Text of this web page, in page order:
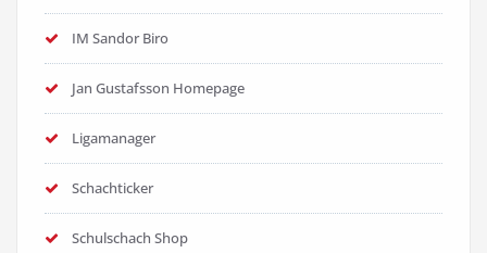
IM Sandor Biro
Jan Gustafsson Homepage
Ligamanager
Schachticker
Schulschach Shop